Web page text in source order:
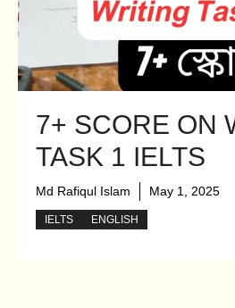
7+ SCORE ON
TASK 1 IELTS
Md Rafiqul Islam May 1, 2025
IELTS ENGLISH